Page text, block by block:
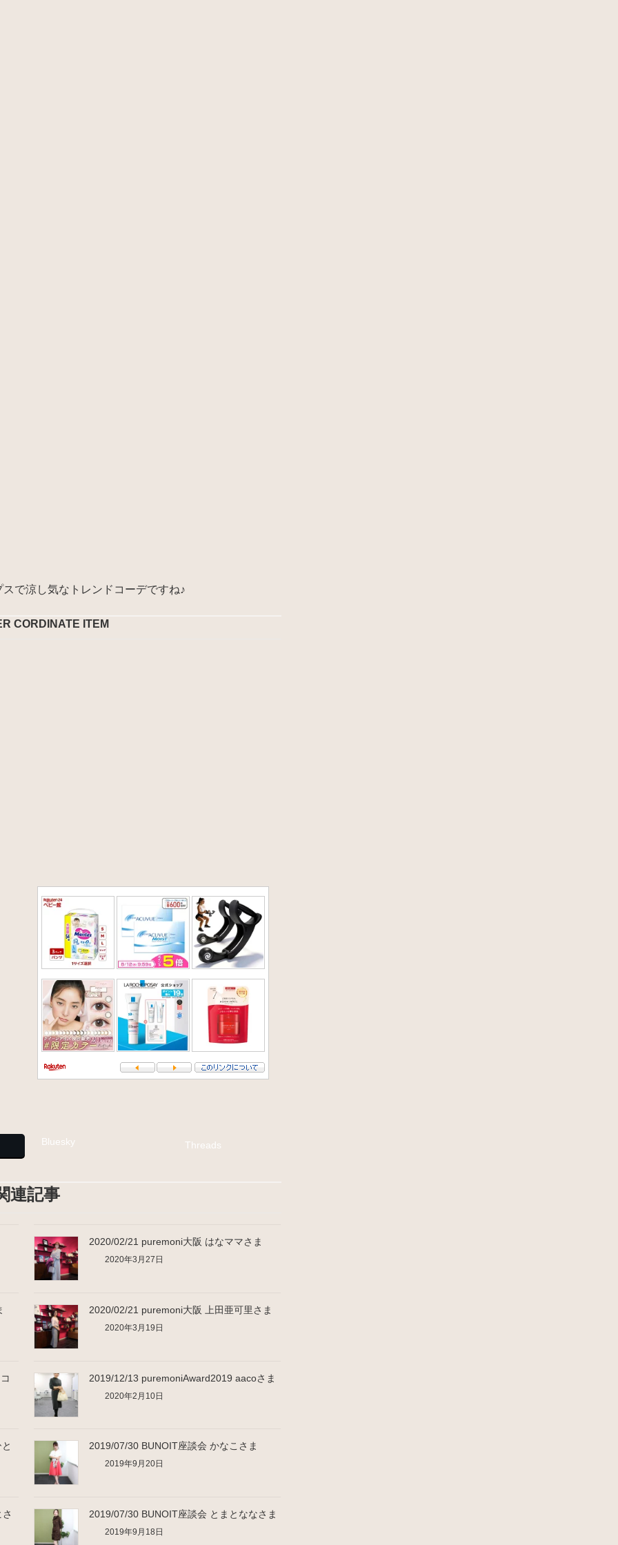
で涼し気なトレンドコーデですね♪
CORDINATE ITEM
Bluesky Threads
連記事
2020/02/21 puremoni大阪 はなママさま
2020年3月27日
2020/02/21 puremoni大阪 上田亜可里さま
2020年3月19日
2019/12/13 puremoniAward2019 aacoさま
2020年2月10日
2019/07/30 BUNOIT座談会 かなこさま
2019年9月20日
2019/07/30 BUNOIT座談会 とまとななさま
2019年9月18日